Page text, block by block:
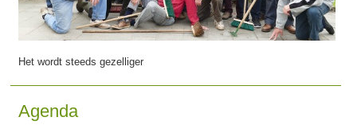
Het wordt steeds gezelliger
Agenda